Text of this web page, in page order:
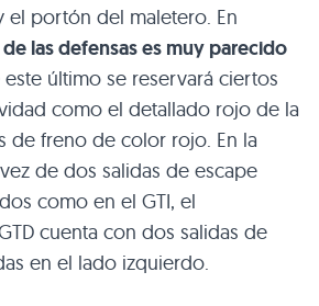
el portón del maletero. En
las defensas es muy parecido
este último se reservará ciertos
como el detallado rojo de la
de freno de color rojo. En la
de dos salidas de escape
como en el GTI, el
cuenta con dos salidas de
en el lado izquierdo.